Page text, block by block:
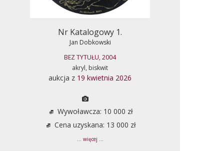
Nr Katalogowy 1.
Jan Dobkowski
BEZ TYTUŁU, 2004
akryl, biskwit
aukcja z 19 kwietnia 2026
Wywoławcza: 10 000 zł
Cena uzyskana: 13 000 zł
... więcej ...